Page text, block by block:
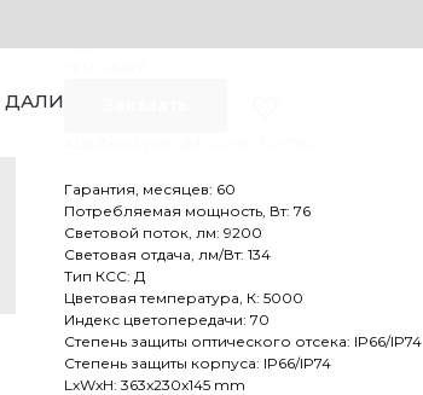
ДАЛИ
ALB
Гарантия, месяцев: 60
Потребляемая мощность, Вт: 76
Световой поток, лм: 9200
Световая отдача, лм/Вт: 134
Тип КСС: Д
Цветовая температура, К: 5000
Индекс цветопередачи: 70
Степень защиты оптического отсека: IP66/IP74
Степень защиты корпуса: IP66/IP74
LxWxH: 363x230x145 mm